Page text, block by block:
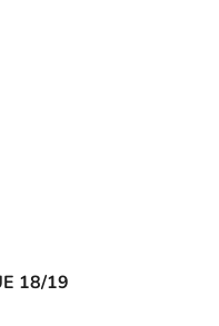
18/19